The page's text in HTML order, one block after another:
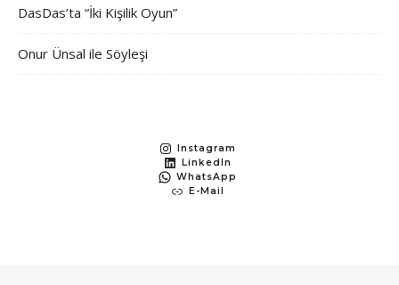
DasDas’ta “İki Kişilik Oyun”
Onur Ünsal ile Söyleşi
Instagram
LinkedIn
WhatsApp
E-Mail